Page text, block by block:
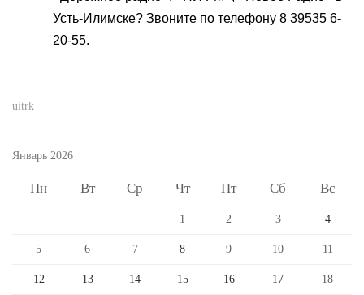
Усть-Илимске? Звоните по телефону 8 39535 6-
20-55.
uitrk
Январь 2026
Пн Вт Ср Чт Пт Сб Вс
1 2 3 4
5 6 7 8 9 10 11
12 13 14 15 16 17 18